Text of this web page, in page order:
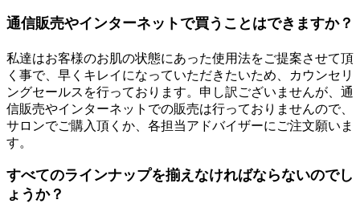
通信販売やインターネットで買うことはできますか？
私達はお客様のお肌の状態にあった使用法をご提案させて頂
く事で、早くキレイになっていただきたいため、カウンセリ
ングセールスを行っております。申し訳ございませんが、通
信販売やインターネットでの販売は行っておりませんので、
サロンでご購入頂くか、各担当アドバイザーにご注文願いま
す。
すべてのラインナップを揃えなければならないのでし
ょうか？